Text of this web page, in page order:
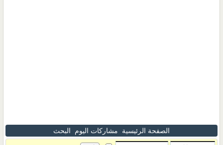
الصفحة الرئيسية مشاركات اليوم البحث